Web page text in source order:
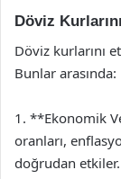
Döviz
Döviz kurlarını
Bunlar arasında:
1. **Ekonomik
oranları,
doğrudan